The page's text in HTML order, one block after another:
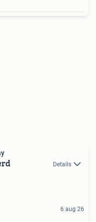
Details
6 aug 26